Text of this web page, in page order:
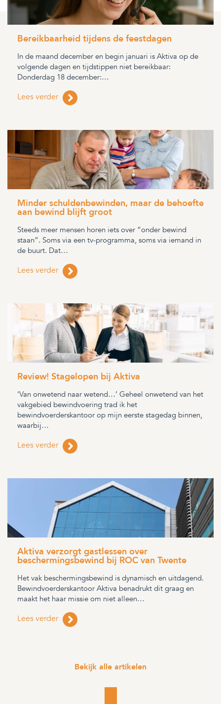
Bereikbaarheid tijdens de feestdagen
In de maand december en begin januari is Aktiva op de
volgende dagen en tijdstippen niet bereikbaar:
Donderdag 18 december:…
Lees verder
Minder schuldenbewinden, maar de behoefte
aan bewind blijft groot
Steeds meer mensen horen iets over “onder bewind
staan”. Soms via een tv-programma, soms via iemand in
de buurt. Dat…
Lees verder
Review! Stagelopen bij Aktiva
‘Van onwetend naar wetend…’ Geheel onwetend van het
vakgebied bewindvoering trad ik het
bewindvoerderskantoor op mijn eerste stagedag binnen,
waarbij…
Lees verder
Aktiva verzorgt gastlessen over
beschermingsbewind bij ROC van Twente
Het vak beschermingsbewind is dynamisch en uitdagend.
Bewindvoerderskantoor Aktiva benadrukt dit graag en
maakt het haar missie om niet alleen…
Lees verder
Bekijk alle artikelen